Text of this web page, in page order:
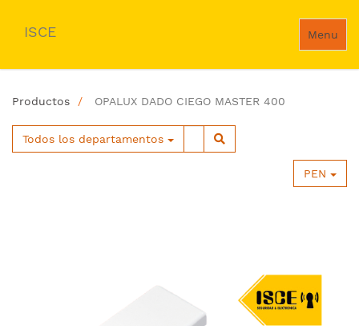
Menu
ISCE
Productos OPALUX DADO CIEGO MASTER 400
Todos los departamentos
PEN